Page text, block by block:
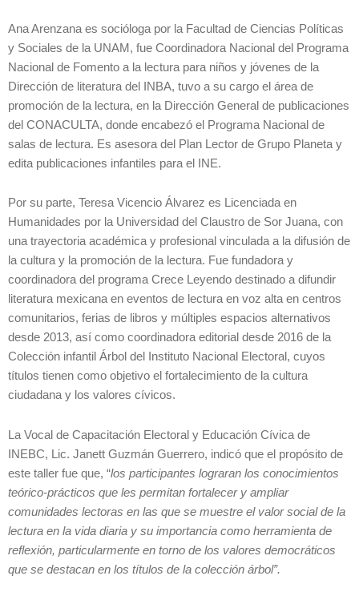
Ana Arenzana es socióloga por la Facultad de Ciencias Políticas
y Sociales de la UNAM, fue Coordinadora Nacional del Programa
Nacional de Fomento a la lectura para niños y jóvenes de la
Dirección de literatura del INBA, tuvo a su cargo el área de
promoción de la lectura, en la Dirección General de publicaciones
del CONACULTA, donde encabezó el Programa Nacional de
salas de lectura. Es asesora del Plan Lector de Grupo Planeta y
edita publicaciones infantiles para el INE.
Por su parte, Teresa Vicencio Álvarez es Licenciada en
Humanidades por la Universidad del Claustro de Sor Juana, con
una trayectoria académica y profesional vinculada a la difusión de
la cultura y la promoción de la lectura. Fue fundadora y
coordinadora del programa Crece Leyendo destinado a difundir
literatura mexicana en eventos de lectura en voz alta en centros
comunitarios, ferias de libros y múltiples espacios alternativos
desde 2013, así como coordinadora editorial desde 2016 de la
Colección infantil Árbol del Instituto Nacional Electoral, cuyos
títulos tienen como objetivo el fortalecimiento de la cultura
ciudadana y los valores cívicos.
La Vocal de Capacitación Electoral y Educación Cívica de
INEBC, Lic. Janett Guzmán Guerrero, indicó que el propósito de
este taller fue que, “los participantes lograran los conocimientos
teórico-prácticos que les permitan fortalecer y ampliar
comunidades lectoras en las que se muestre el valor social de la
lectura en la vida diaria y su importancia como herramienta de
reflexión, particularmente en torno de los valores democráticos
que se destacan en los títulos de la colección árbol”.